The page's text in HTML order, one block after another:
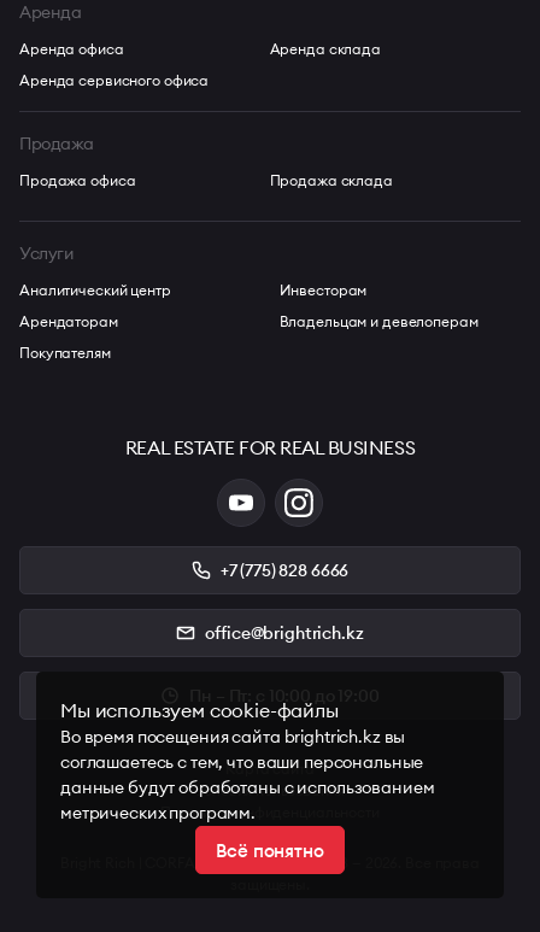
Аренда
Аренда офиса
Аренда сервисного офиса
Аренда склада
Продажа
Продажа офиса Продажа склада
Услуги
Аналитический центр
Арендаторам
Покупателям
Инвесторам
Владельцам и девелоперам
REAL ESTATE FOR REAL BUSINESS
+7 (775) 828 6666
office@brightrich.kz
Bright Rich | CORFAC International © 2008 — 2026. Все права
Карта сайта
Условия пользования
Политика конфиденциальности
Мы используем cookie-файлы
Во время посещения сайта brightrich.kz вы
соглашаетесь с тем, что ваши персональные
данные будут обработаны с использованием
метрических программ.
Всё понятно